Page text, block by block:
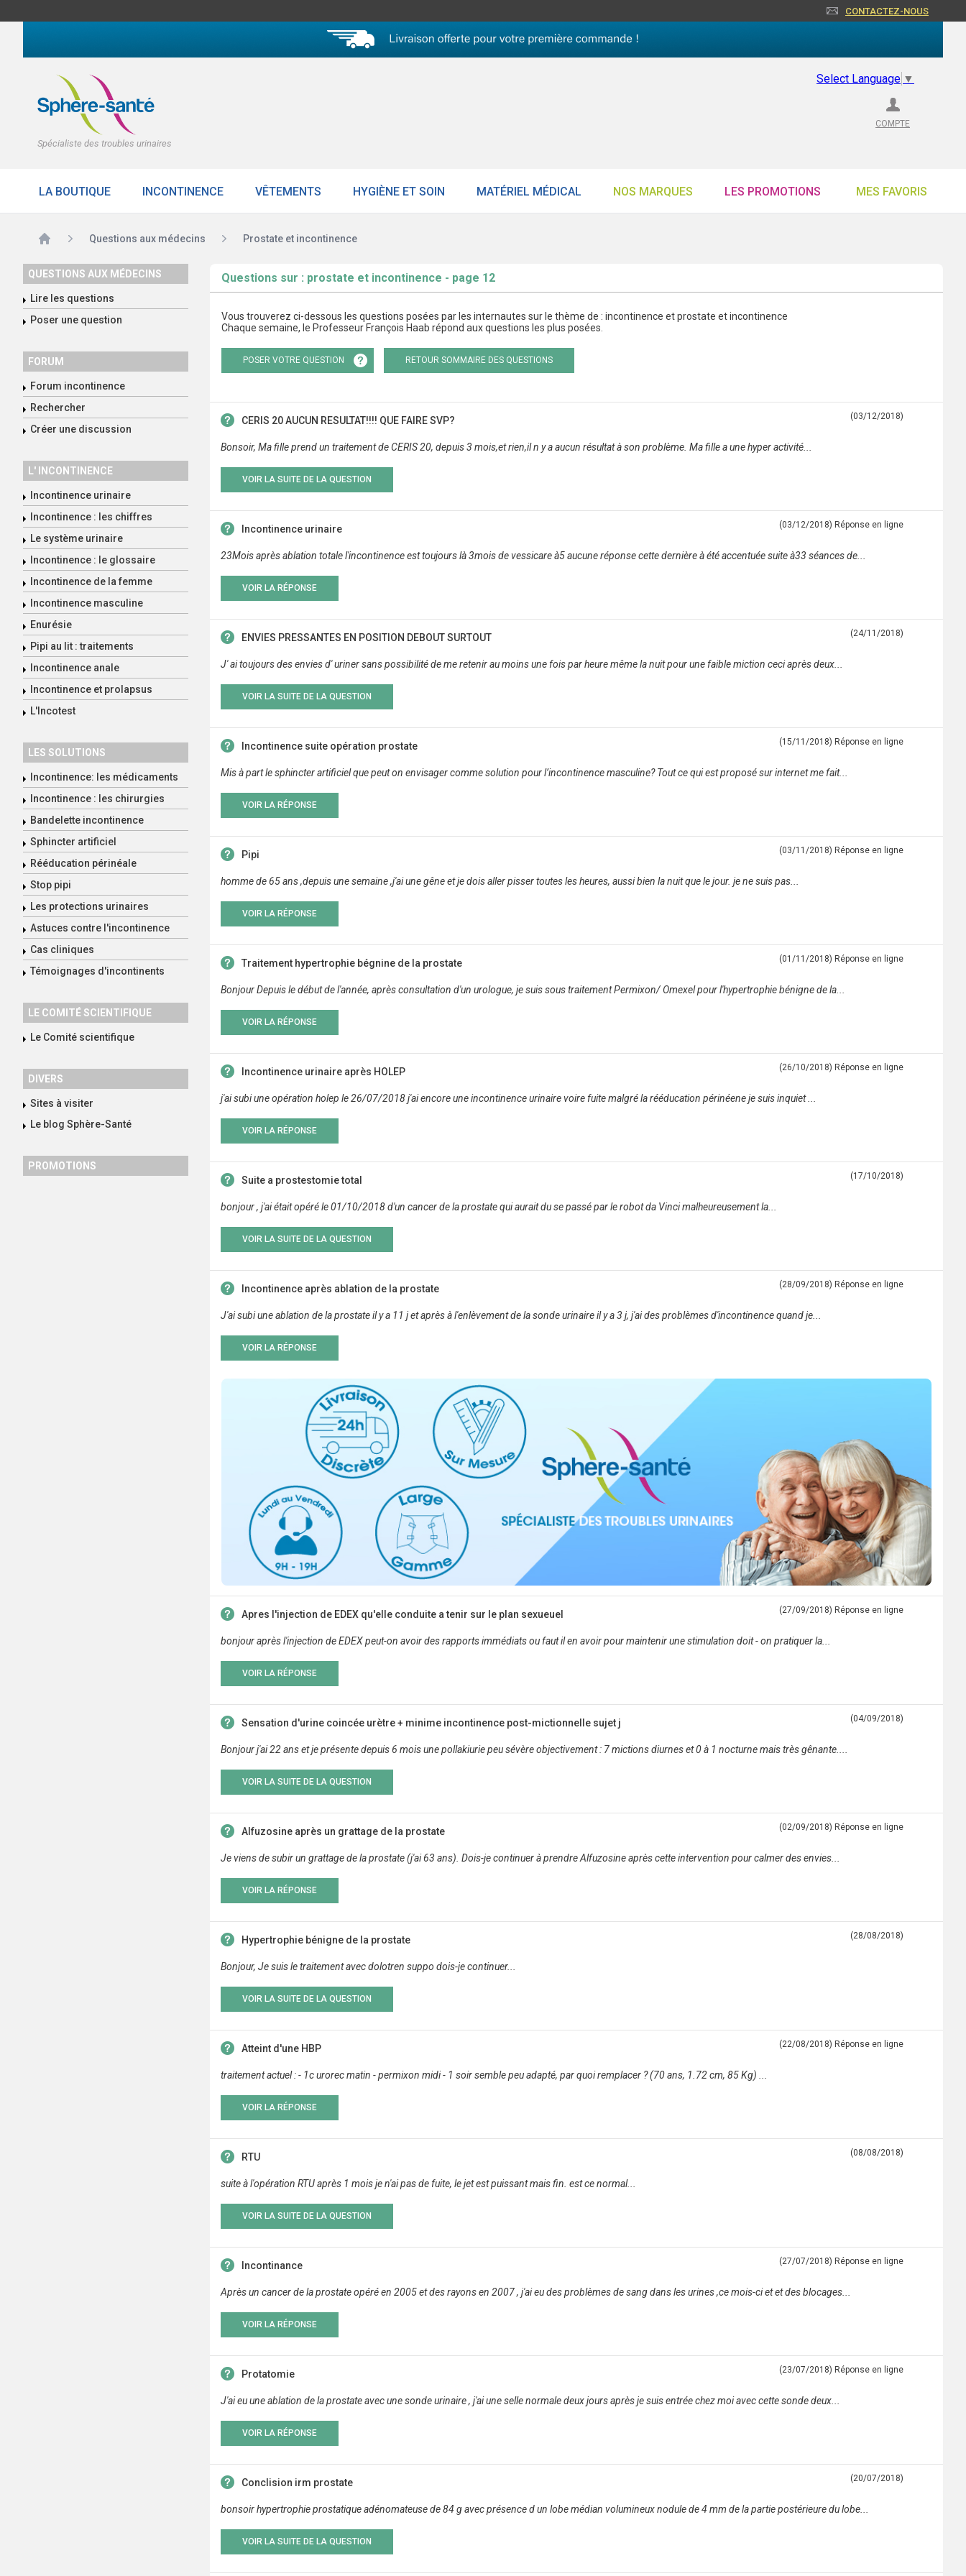
CONTACTEZ-NOUS
Spécialiste des troubles urinaires
Select Language ▼
COMPTE
LA BOUTIQUE INCONTINENCE VÊTEMENTS HYGIÈNE ET SOIN MATÉRIEL MÉDICAL NOS MARQUES LES PROMOTIONS MES FAVORIS
Accueil Questions aux médecins Prostate et incontinence
QUESTIONS AUX MÉDECINS
Lire les questions
Poser une question
FORUM
Forum incontinence
Rechercher
Créer une discussion
L' INCONTINENCE
Incontinence urinaire
Incontinence : les chiffres
Le système urinaire
Incontinence : le glossaire
Incontinence de la femme
Incontinence masculine
Enurésie
Pipi au lit : traitements
Incontinence anale
Incontinence et prolapsus
L'Incotest
LES SOLUTIONS
Incontinence: les médicaments
Incontinence : les chirurgies
Bandelette incontinence
Sphincter artificiel
Rééducation périnéale
Stop pipi
Les protections urinaires
Astuces contre l'incontinence
Cas cliniques
Témoignages d'incontinents
LE COMITÉ SCIENTIFIQUE
Le Comité scientifique
DIVERS
Sites à visiter
Le blog Sphère-Santé
PROMOTIONS
Questions sur : prostate et incontinence - page 12
Vous trouverez ci-dessous les questions posées par les internautes sur le thème de : incontinence et prostate et incontinence
Chaque semaine, le Professeur François Haab répond aux questions les plus posées.
POSER VOTRE QUESTION RETOUR SOMMAIRE DES QUESTIONS
CERIS 20 AUCUN RESULTAT!!!! QUE FAIRE SVP? (03/12/2018)
Bonsoir, Ma fille prend un traitement de CERIS 20, depuis 3 mois,et rien,il n y a aucun résultat à son problème. Ma fille a une hyper activité...
VOIR LA SUITE DE LA QUESTION
Incontinence urinaire (03/12/2018) Réponse en ligne
23Mois après ablation totale l'incontinence est toujours là 3mois de vessicare à5 aucune réponse cette dernière à été accentuée suite à33 séances de...
VOIR LA RÉPONSE
ENVIES PRESSANTES EN POSITION DEBOUT SURTOUT (24/11/2018)
J' ai toujours des envies d' uriner sans possibilité de me retenir au moins une fois par heure même la nuit pour une faible miction ceci après deux...
VOIR LA SUITE DE LA QUESTION
Incontinence suite opération prostate (15/11/2018) Réponse en ligne
Mis à part le sphincter artificiel que peut on envisager comme solution pour l’incontinence masculine? Tout ce qui est proposé sur internet me fait...
VOIR LA RÉPONSE
Pipi (03/11/2018) Réponse en ligne
homme de 65 ans ,depuis une semaine ,j'ai une gêne et je dois aller pisser toutes les heures, aussi bien la nuit que le jour. je ne suis pas...
VOIR LA RÉPONSE
Traitement hypertrophie bégnine de la prostate (01/11/2018) Réponse en ligne
Bonjour Depuis le début de l'année, après consultation d'un urologue, je suis sous traitement Permixon/ Omexel pour l'hypertrophie bénigne de la...
VOIR LA RÉPONSE
Incontinence urinaire après HOLEP (26/10/2018) Réponse en ligne
j'ai subi une opération holep le 26/07/2018 j'ai encore une incontinence urinaire voire fuite malgré la rééducation périnéene je suis inquiet ...
VOIR LA RÉPONSE
Suite a prostestomie total (17/10/2018)
bonjour , j'ai était opéré le 01/10/2018 d'un cancer de la prostate qui aurait du se passé par le robot da Vinci malheureusement la...
VOIR LA SUITE DE LA QUESTION
Incontinence après ablation de la prostate (28/09/2018) Réponse en ligne
J'ai subi une ablation de la prostate il y a 11 j et après à l'enlèvement de la sonde urinaire il y a 3 j, j'ai des problèmes d'incontinence quand je...
VOIR LA RÉPONSE
Apres l'injection de EDEX qu'elle conduite a tenir sur le plan sexueuel (27/09/2018) Réponse en ligne
bonjour après l'injection de EDEX peut-on avoir des rapports immédiats ou faut il en avoir pour maintenir une stimulation doit - on pratiquer la...
VOIR LA RÉPONSE
Sensation d'urine coincée urètre + minime incontinence post-mictionnelle sujet j (04/09/2018)
Bonjour j'ai 22 ans et je présente depuis 6 mois une pollakiurie peu sévère objectivement : 7 mictions diurnes et 0 à 1 nocturne mais très gênante....
VOIR LA SUITE DE LA QUESTION
Alfuzosine après un grattage de la prostate (02/09/2018) Réponse en ligne
Je viens de subir un grattage de la prostate (j'ai 63 ans). Dois-je continuer à prendre Alfuzosine après cette intervention pour calmer des envies...
VOIR LA RÉPONSE
Hypertrophie bénigne de la prostate (28/08/2018)
Bonjour, Je suis le traitement avec dolotren suppo dois-je continuer...
VOIR LA SUITE DE LA QUESTION
Atteint d'une HBP (22/08/2018) Réponse en ligne
traitement actuel : - 1c urorec matin - permixon midi - 1 soir semble peu adapté, par quoi remplacer ? (70 ans, 1.72 cm, 85 Kg) ...
VOIR LA RÉPONSE
RTU (08/08/2018)
suite à l'opération RTU après 1 mois je n'ai pas de fuite, le jet est puissant mais fin. est ce normal...
VOIR LA SUITE DE LA QUESTION
Incontinance (27/07/2018) Réponse en ligne
Après un cancer de la prostate opéré en 2005 et des rayons en 2007 , j'ai eu des problèmes de sang dans les urines ,ce mois-ci et et des blocages...
VOIR LA RÉPONSE
Protatomie (23/07/2018) Réponse en ligne
J'ai eu une ablation de la prostate avec une sonde urinaire , j'ai une selle normale deux jours après je suis entrée chez moi avec cette sonde deux...
VOIR LA RÉPONSE
Conclision irm prostate (20/07/2018)
bonsoir hypertrophie prostatique adénomateuse de 84 g avec présence d un lobe médian volumineux nodule de 4 mm de la partie postérieure du lobe...
VOIR LA SUITE DE LA QUESTION